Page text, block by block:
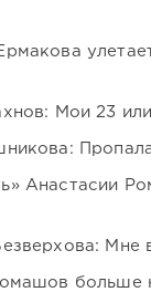
Мои 23
Анастасии
Мне
больше